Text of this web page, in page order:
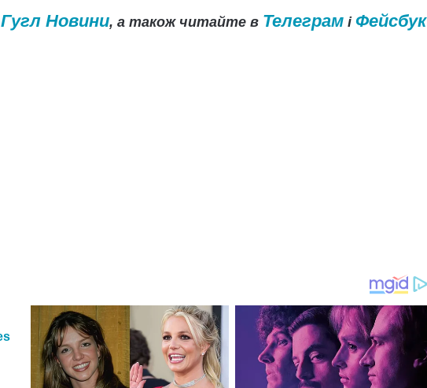
Гугл Новини, а також читайте в Телеграмі Фейсбук